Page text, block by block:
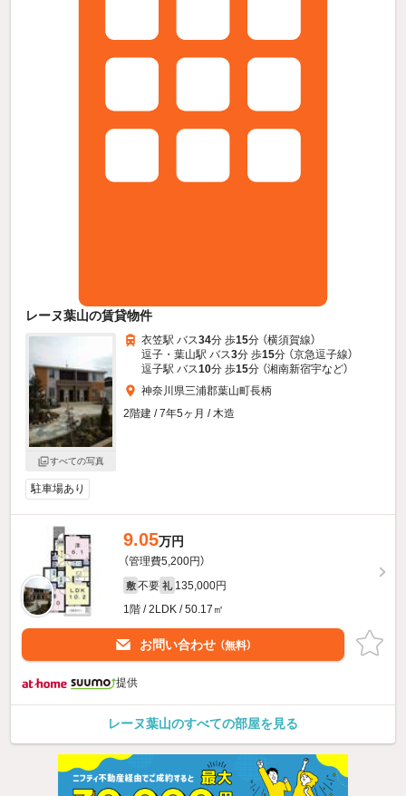
レーヌ葉山の賃貸物件
すべての写真
衣笠駅 バス34分 歩15分 （横須賀線）
逗子・葉山駅 バス3分 歩15分 （京急逗子線）
逗子駅 バス10分 歩15分 （湘南新宿宇など）
神奈川県三浦郡葉山町長柄
2階建 / 7年5ヶ月 / 木造
駐車場あり
9.05万円
（管理費5,200円）
敷 不要 礼 135,000円
1階 / 2LDK / 50.17㎡
お問い合わせ （無料）
提供
レーヌ葉山のすべての部屋を見る